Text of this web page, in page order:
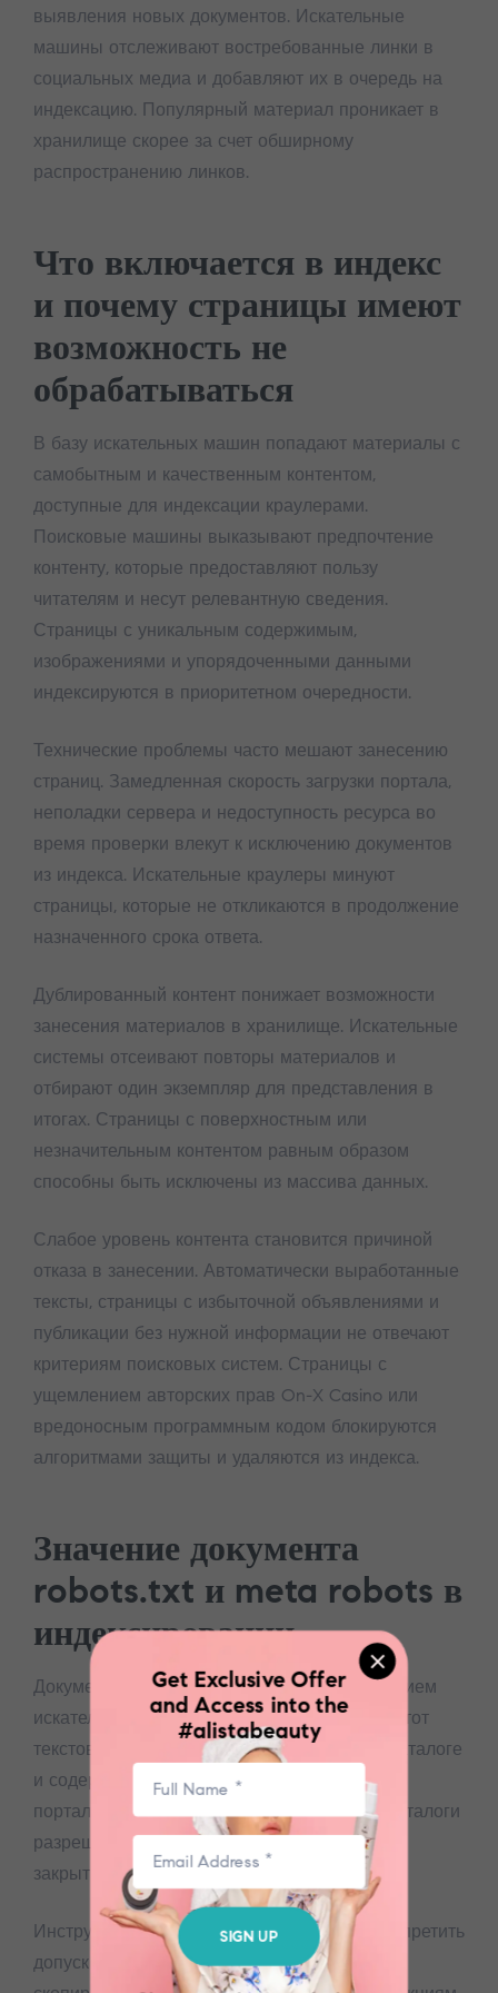
выявления новых документов. Искательные
машины отслеживают востребованные линки в
социальных медиа и добавляют их в очередь на
индексацию. Популярный материал проникает в
хранилище скорее за счет обширному
распространению линков.
Что включается в индекс
и почему страницы имеют
возможность не
обрабатываться
В базу искательных машин попадают материалы с
самобытным и качественным контентом,
доступные для индексации краулерами.
Поисковые машины выказывают предпочтение
контенту, которые предоставляют пользу
читателям и несут релевантную сведения.
Страницы с уникальным содержимым,
изображениями и упорядоченными данными
индексируются в приоритетном очередности.
Технические проблемы часто мешают занесению
страниц. Замедленная скорость загрузки портала,
неполадки сервера и недоступность ресурса во
время проверки влекут к исключению документов
из индекса. Искательные краулеры минуют
страницы, которые не откликаются в продолжение
назначенного срока ответа.
Дублированный контент понижает возможности
занесения материалов в хранилище. Искательные
системы отсеивают повторы материалов и
отбирают один экземпляр для представления в
итогах. Страницы с поверхностным или
незначительным контентом равным образом
способны быть исключены из массива данных.
Слабое уровень контента становится причиной
отказа в занесении. Автоматически выработанные
тексты, страницы с избыточной объявлениями и
публикации без нужной информации не отвечают
критериям поисковых систем. Страницы с
ущемлением авторских прав On-X Casino или
вредоносным программным кодом блокируются
алгоритмами защиты и удаляются из индекса.
Значение документа
robots.txt и meta robots в
индексировании
Документ robots.txt определяет проникновением
искательных роботов к разделам ресурса. Этот
текстовый файл размещается в основной каталоге
и содержит указания для пауков. Владельцы
порталов определяют, какие документы и каталоги
разрешено проверять, а какие должны быть
закрытыми для индексирования.
Инструкции в файле robots.txt позволяют запретить
допуск к системным On X Casino страницам,
Get Exclusive Offer
and Access into the
#alistabeauty
SIGN UP